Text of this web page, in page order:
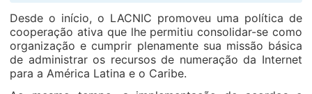
Desde o início, o LACNIC promoveu uma política de
cooperação ativa que lhe permitiu consolidar-se como
organização e cumprir plenamente sua missão básica
de administrar os recursos de numeração da Internet
para a América Latina e o Caribe.